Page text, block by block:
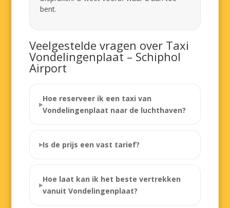
bent.
Veelgestelde vragen over Taxi
Vondelingenplaat – Schiphol
Airport
Hoe reserveer ik een taxi van
Vondelingenplaat naar de luchthaven?
Is de prijs een vast tarief?
Hoe laat kan ik het beste vertrekken
vanuit Vondelingenplaat?